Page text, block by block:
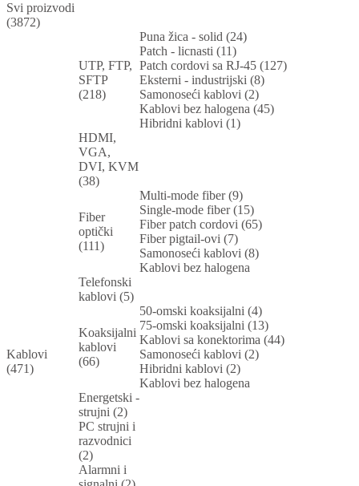
Svi proizvodi
(3872)
Kablovi
(471)
UTP, FTP,
SFTP
(218)
Puna žica - solid (24)
Patch - licnasti (11)
Patch cordovi sa RJ-45 (127)
Eksterni - industrijski (8)
Samonoseći kablovi (2)
Kablovi bez halogena (45)
Hibridni kablovi (1)
HDMI,
VGA,
DVI, KVM
(38)
Fiber
optički
(111)
Multi-mode fiber (9)
Single-mode fiber (15)
Fiber patch cordovi (65)
Fiber pigtail-ovi (7)
Samonoseći kablovi (8)
Kablovi bez halogena
Telefonski
kablovi (5)
Koaksijalni
kablovi
(66)
50-omski koaksijalni (4)
75-omski koaksijalni (13)
Kablovi sa konektorima (44)
Samonoseći kablovi (2)
Hibridni kablovi (2)
Kablovi bez halogena
Energetski -
strujni (2)
PC strujni i
razvodnici
(2)
Alarmni i